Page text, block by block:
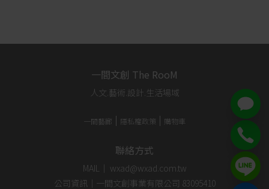
一間文創 The RooM
人文.藝術.設計.生活場域
一間藝廊 隱私權政策 購物車
聯絡方式
MAIL｜ wxad@wxad.com.tw
公司資訊｜一間文創事業有限公司 83095410